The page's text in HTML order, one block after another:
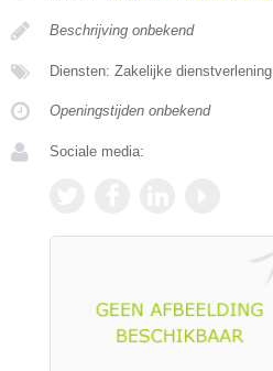
Beschrijving onbekend
Diensten: Zakelijke dienstverlening
Openingstijden onbekend
Sociale media: